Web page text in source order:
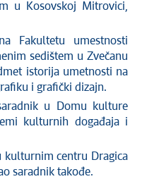
u Kosovskoj Mitrovici,
Fakultetu umestnosti
sedištem u Zvečanu
istorija umetnosti na
i grafički dizajn.
u Domu kulture
kulturnih događaja i
kulturnim centru Dragica
saradnik takođe.